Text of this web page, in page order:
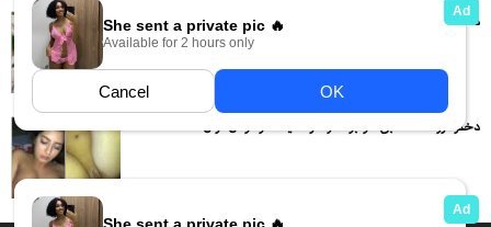
دختره خیار رو ساک میزنه حرفای سکسی میزنه و خودارضایی میکنه
دختره رو نصف شبی خوابوده و داره میکنه تو کوص نازش